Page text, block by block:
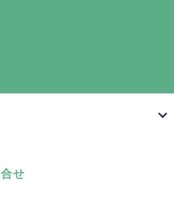
いいお墓-永代供養墓版
せ